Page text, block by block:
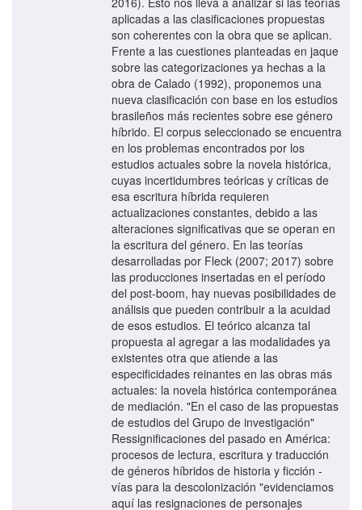
aplicadas a las clasificaciones propuestas
son coherentes con la obra que se aplican.
Frente a las cuestiones planteadas en jaque
sobre las categorizaciones ya hechas a la
obra de Calado (1992), proponemos una
nueva clasificación con base en los estudios
brasileños más recientes sobre ese género
híbrido. El corpus seleccionado se encuentra
en los problemas encontrados por los
estudios actuales sobre la novela histórica,
cuyas incertidumbres teóricas y críticas de
esa escritura híbrida requieren
actualizaciones constantes, debido a las
alteraciones significativas que se operan en
la escritura del género. En las teorías
desarrolladas por Fleck (2007; 2017) sobre
las producciones insertadas en el período
del post-boom, hay nuevas posibilidades de
análisis que pueden contribuir a la acuidad
de esos estudios. El teórico alcanza tal
propuesta al agregar a las modalidades ya
existentes otra que atiende a las
especificidades reinantes en las obras más
actuales: la novela histórica contemporánea
de mediación. "En el caso de las propuestas
de estudios del Grupo de investigación"
Ressignificaciones del pasado en América:
procesos de lectura, escritura y traducción
de géneros híbridos de historia y ficción -
vías para la descolonización "evidenciamos
aquí las resignaciones de personajes